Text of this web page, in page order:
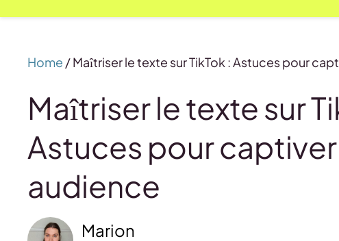
Home /Maîtriser le texte sur TikTok : Astuces pour
Maîtriser le texte sur
Astuces pour
audience
Marion